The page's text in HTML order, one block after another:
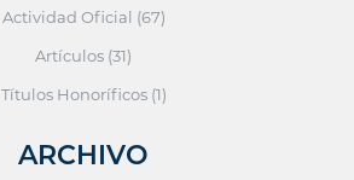
Actividad Oficial (67)
Artículos (31)
Títulos Honoríficos (1)
ARCHIVO